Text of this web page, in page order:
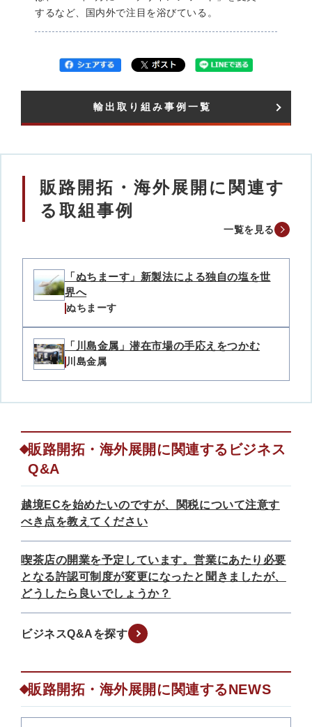
するなど、国内外で注目を浴びている。
輸出取り組み事例一覧​
販路開拓・海外展開に関連す
る取組事例
一覧を見る
「ぬちまーす」新製法による独自の塩を世
界へ
ぬちまーす
「川島金属」潜在市場の手応えをつかむ
川島金属
販路開拓・海外展開に関連するビジネス
Q&A
越境ECを始めたいのですが、関税について注意す
べき点を教えてください
喫茶店の開業を予定しています。営業にあたり必要
となる許認可制度が変更になったと聞きましたが、
どうしたら良いでしょうか？
ビジネスQ&Aを探す
販路開拓・海外展開に関連するNEWS